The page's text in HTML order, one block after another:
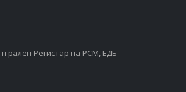
Регистар на РСМ, ЕДБ